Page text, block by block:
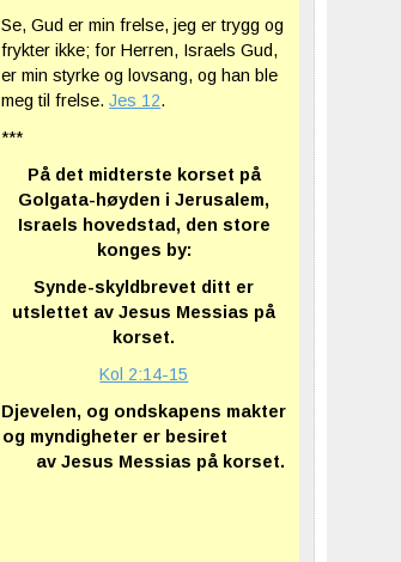
Se, Gud er min frelse, jeg er trygg og
frykter ikke; for Herren, Israels Gud,
er min styrke og lovsang, og han ble
meg til frelse.Jes 12.
***
På det midterste korset på
Golgata-høyden i Jerusalem,
Israels hovedstad, den store
konges by:
Synde-skyldbrevet ditt er
utslettet av Jesus Messias på
korset.
Kol 2:14-15
Djevelen, og ondskapens makter
og myndigheter er besiret
av Jesus Messias på korset.